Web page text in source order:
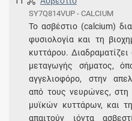
SY7Q814VUP - CALCIUM
Το ασβέστιο (calcium)
φυσιολογία και τη
κυττάρου.
μεταγωγής σήματος,
αγγελιοφόρο, στην
από τους νευρώνες,
μυϊκών κυττάρων, και
απαιτούν ιόντα